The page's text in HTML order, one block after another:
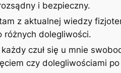
i bezpieczny.
z aktualnej wiedzy
różnych dolegliwości.
czuł się u mnie
czy dolegliwościami